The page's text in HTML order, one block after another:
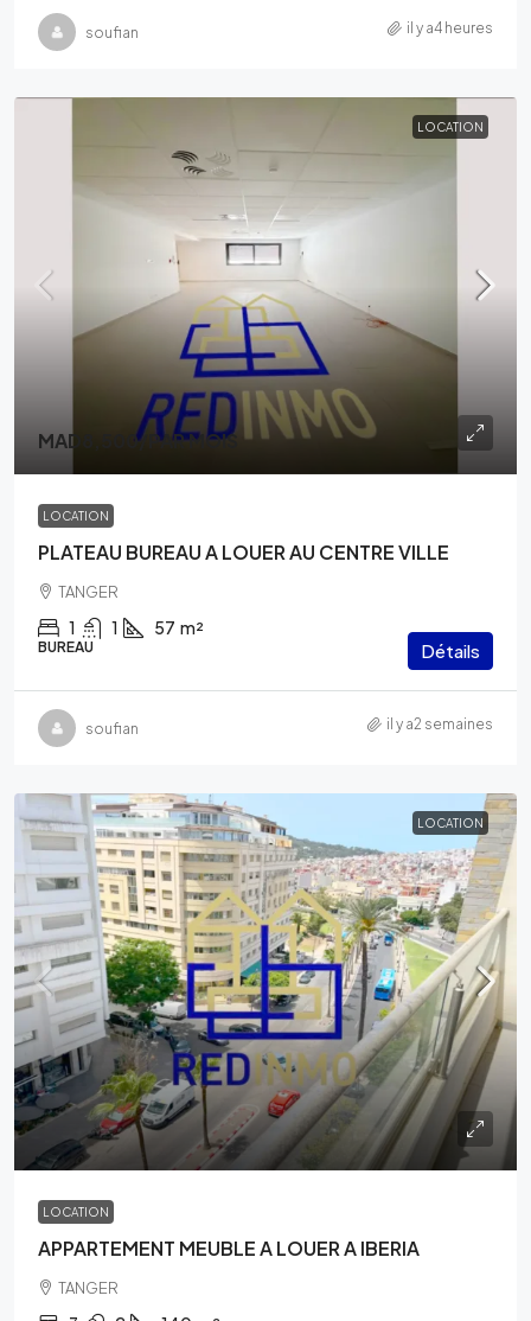
soufian il y a4 heures
LOCATION
MAD8,500/PAR MOIS
LOCATION
PLATEAU BUREAU A LOUER AU CENTRE VILLE
TANGER
1 1 57 m²
BUREAU Détails
soufian il y a2 semaines
LOCATION
LOCATION
APPARTEMENT MEUBLE A LOUER A IBERIA
TANGER